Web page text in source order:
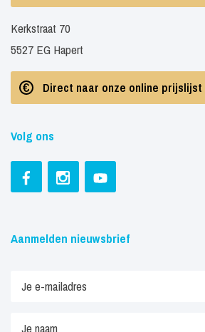
Kerkstraat 70
5527 EG Hapert
Direct naar onze online prijslijst
Volg ons
Aanmelden nieuwsbrief